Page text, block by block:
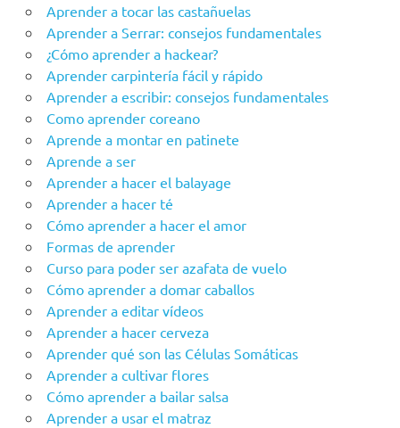
Aprender a tocar las castañuelas
Aprender a Serrar: consejos fundamentales
¿Cómo aprender a hackear?
Aprender carpintería fácil y rápido
Aprender a escribir: consejos fundamentales
Como aprender coreano
Aprende a montar en patinete
Aprende a ser
Aprender a hacer el balayage
Aprender a hacer té
Cómo aprender a hacer el amor
Formas de aprender
Curso para poder ser azafata de vuelo
Cómo aprender a domar caballos
Aprender a editar vídeos
Aprender a hacer cerveza
Aprender qué son las Células Somáticas
Aprender a cultivar flores
Cómo aprender a bailar salsa
Aprender a usar el matraz